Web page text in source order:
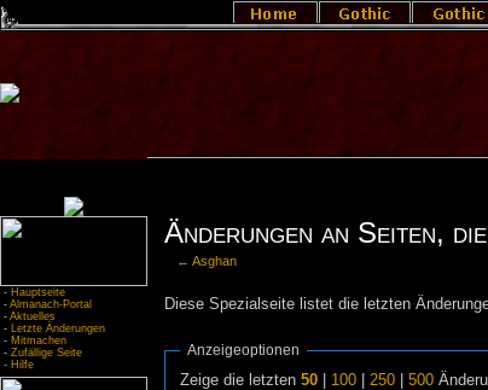
- Hauptseite
- Almanach-Portal
- Aktuelles
- Letzte Änderungen
- Mitmachen
- Zufällige Seite
- Hilfe
Änderungen an Seiten,
←Asghan
Diese Spezialseite listet die letzten
Anzeigeoptionen
Zeige die letzten50 100 |250 |500